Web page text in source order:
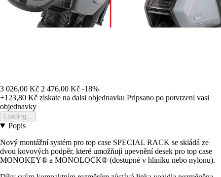
3 026,00 Kč 2 476,00 Kč -18%
+123,80 Kč ziskate na dalsi objednavku Pripsano po potvrzeni vasi
objednavky
Loading...
Popis
Nový montážní systém pro top case SPECIAL RACK se skládá ze
dvou kovových podpěr, které umožňují upevnění desek pro top case
MONOKEY® a MONOLOCK® (dostupné v hliníku nebo nylonu).